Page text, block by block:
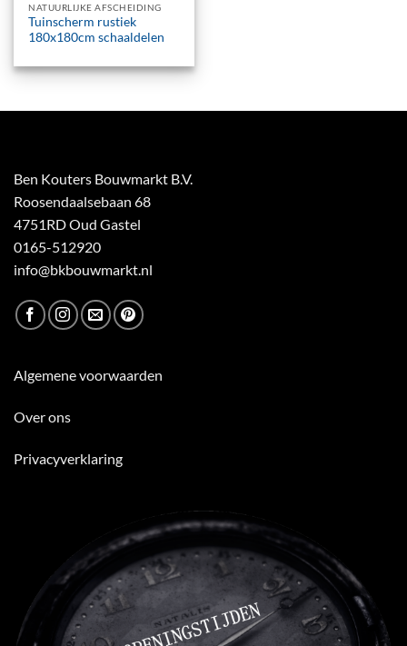
NATUURLIJKE AFSCHEIDING
Tuinscherm rustiek
180x180cm schaaldelen
Ben Kouters Bouwmarkt B.V.
Roosendaalsebaan 68
4751RD Oud Gastel
0165-512920
info@bkbouwmarkt.nl
Algemene voorwaarden
Over ons
Privacyverklaring